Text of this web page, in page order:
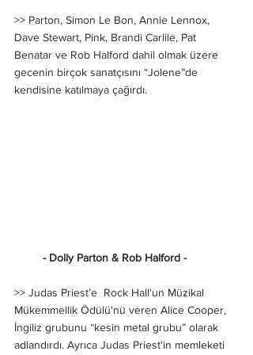
>> Parton, Simon Le Bon, Annie Lennox,
Dave Stewart, Pink, Brandi Carlile, Pat
Benatar ve Rob Halford dahil olmak üzere
gecenin birçok sanatçısını “Jolene”de
kendisine katılmaya çağırdı.
    - Dolly Parton & Rob Halford -
>> Judas Priest’e  Rock Hall'un Müzikal
Mükemmellik Ödülü'nü veren Alice Cooper,
İngiliz grubunu “kesin metal grubu” olarak
adlandırdı. Ayrıca Judas Priest'in memleketi